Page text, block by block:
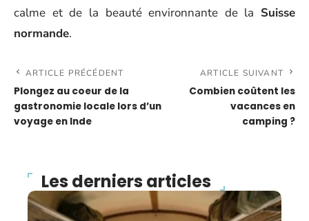
calme et de la beauté environnante de la Suisse
normande.
ARTICLE PRÉCÉDENT
Plongez au coeur de la
gastronomie locale lors d’un
voyage en Inde
ARTICLE SUIVANT
Combien coûtent les
vacances en
camping ?
Les derniers articles